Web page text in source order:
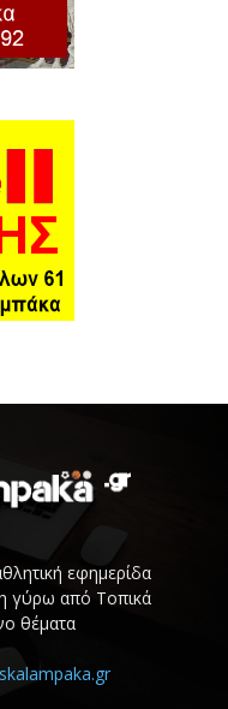
εφημερίδα
γύρω από Τοπικά
θέματα